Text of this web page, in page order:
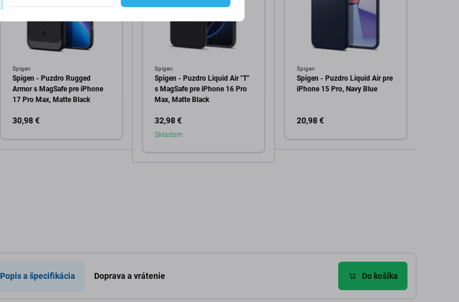
Spigen
Spigen - Puzdro Rugged
Armor s MagSafe pre iPhone
17 Pro Max, Matte Black
30,98 €
Spigen
Spigen - Puzdro Liquid Air "T"
s MagSafe pre iPhone 16 Pro
Max, Matte Black
32,98 €
Skladom
Spigen
Spigen - Puzdro Liquid Air pre
iPhone 15 Pro, Navy Blue
20,98 €
Popis a špecifikácia Doprava a vrátenie Do košíka